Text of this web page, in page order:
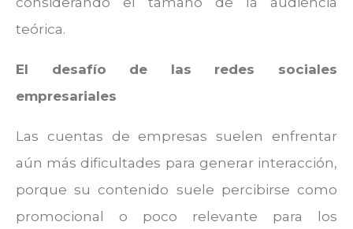
teórica.
El desafío de las redes sociales
empresariales
Las cuentas de empresas suelen enfrentar
aún más dificultades para generar interacción,
porque su contenido suele percibirse como
promocional o poco relevante para los